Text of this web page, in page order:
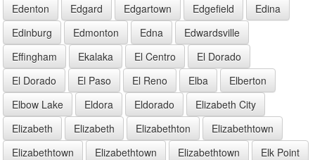
Edenton
Edgard Edgartown Edgefield
Edina
Edinburg
Edmonton Edna
Edwardsville
Effingham
Ekalaka El Centro
El Dorado
El Dorado
El Paso El Reno Elba
Elberton
Elbow Lake
Eldora Eldorado
Elizabeth City
Elizabeth
Elizabeth Elizabethton
Elizabethtown
Elizabethtown
Elizabethtown Elizabethtown
Elk Point